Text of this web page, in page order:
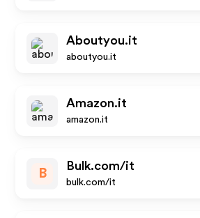
Aboutyou.it
aboutyou.it
Amazon.it
amazon.it
B
Bulk.com/it
bulk.com/it